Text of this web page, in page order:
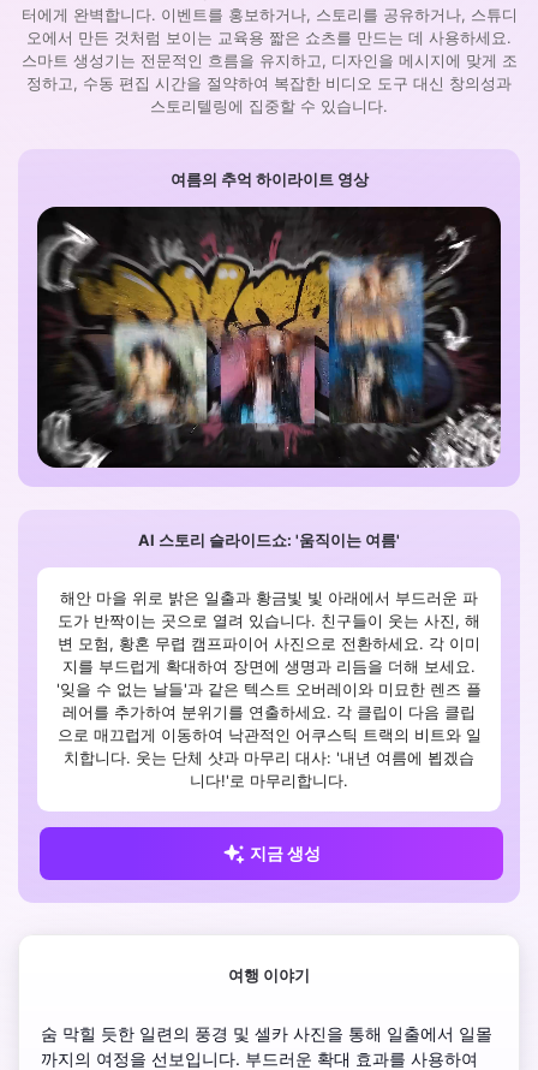
터에게 완벽합니다. 이벤트를 홍보하거나, 스토리를 공유하거나, 스튜디
오에서 만든 것처럼 보이는 교육용 짧은 쇼츠를 만드는 데 사용하세요.
스마트 생성기는 전문적인 흐름을 유지하고, 디자인을 메시지에 맞게 조
정하고, 수동 편집 시간을 절약하여 복잡한 비디오 도구 대신 창의성과
스토리텔링에 집중할 수 있습니다.
AI 스토리 슬라이드쇼: '움직이는 여름'
해안 마을 위로 밝은 일출과 황금빛 빛 아래에서 부드러운 파
도가 반짝이는 곳으로 열려 있습니다. 친구들이 웃는 사진, 해
변 모험, 황혼 무렵 캠프파이어 사진으로 전환하세요. 각 이미
지를 부드럽게 확대하여 장면에 생명과 리듬을 더해 보세요.
'잊을 수 없는 날들'과 같은 텍스트 오버레이와 미묘한 렌즈 플
레어를 추가하여 분위기를 연출하세요. 각 클립이 다음 클립
으로 매끄럽게 이동하여 낙관적인 어쿠스틱 트랙의 비트와 일
치합니다. 웃는 단체 샷과 마무리 대사: '내년 여름에 뵙겠습
니다!'로 마무리합니다.
지금 생성
여름의 추억 하이라이트 영상
여행 이야기
숨 막힐 듯한 일련의 풍경 및 셀카 사진을 통해 일출에서 일몰
까지의 여정을 선보입니다. 부드러운 확대 효과를 사용하여